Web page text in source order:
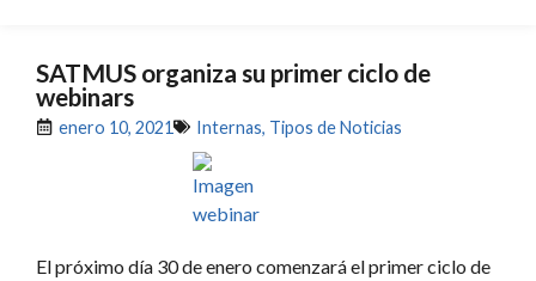
SATMUS organiza su primer ciclo de
webinars
enero 10, 2021 Internas, Tipos de Noticias
El próximo día 30 de enero comenzará el primer ciclo de